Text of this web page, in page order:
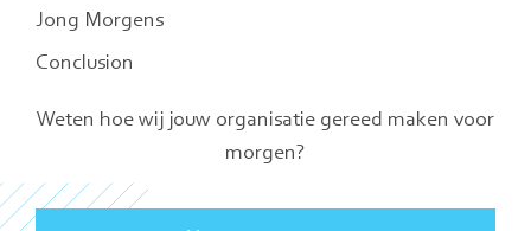
Jong Morgens
Conclusion
Weten hoe wij jouw organisatie gereed maken voor
morgen?